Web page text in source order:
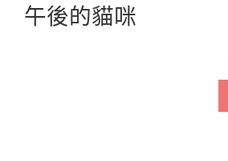
午後的貓咪